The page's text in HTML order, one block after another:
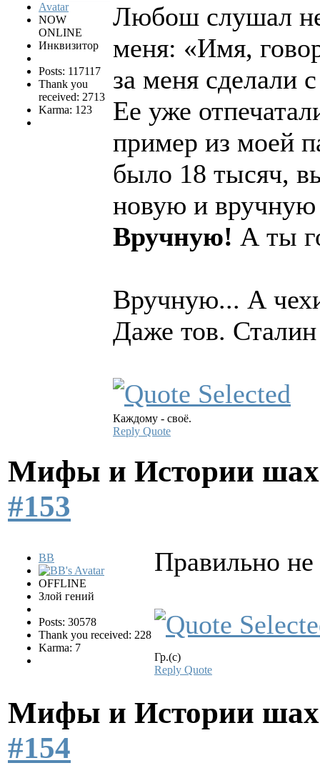
NOW
ONLINE
Инквизитор
Posts: 117117
Thank you
received: 2713
Karma: 123
Любош слушал не
меня: «Имя,
за меня сделали
Ее уже
пример из моей
было 18 тысяч,
новую и вручную
Вручную! А ты
Вручную... А
Даже тов.
Каждому - своё.
Reply Quote
Мифы и Истории
#153
BB
OFFLINE
Злой гений
Posts: 30578
Thank you received: 228
Karma: 7
Правильно
Гр.(с)
Reply Quote
Мифы и Истории
#154